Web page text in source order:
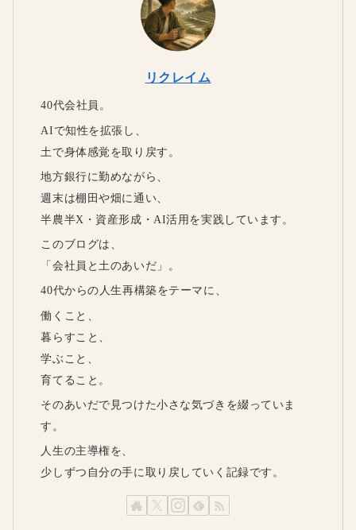
リクレイム
40代会社員。
AIで知性を拡張し、
土で身体感覚を取り戻す。
地方銀行に勤めながら、
週末は棚田や畑に通い、
半農半X・資産形成・AI活用を実践しています。
このブログは、
「会社員と土のあいだ」。
40代からの人生再構築をテーマに、
働くこと、
暮らすこと、
学ぶこと、
育てること。
そのあいだで見つけた小さな気づきを綴っていま
す。
人生の主導権を、
少しずつ自分の手に取り戻していく記録です。